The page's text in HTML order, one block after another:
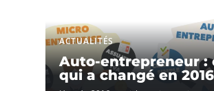
ACTUALITÉS
Auto-entrepreneur :
qui a changé en 2016